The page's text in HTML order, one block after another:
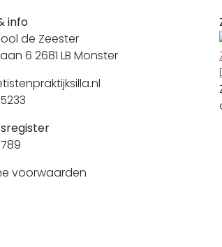
info
de Zeester
6 2681 LB Monster
voorwaarden